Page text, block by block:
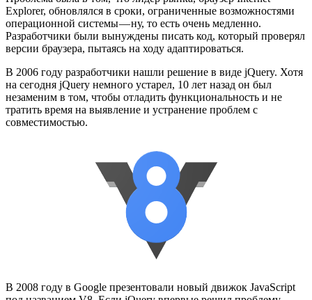
Explorer, обновлялся в сроки, ограниченные возможностями
операционной системы — ну, то есть очень медленно.
Разработчики были вынуждены писать код, который проверял
версии браузера, пытаясь на ходу адаптироваться.
В 2006 году разработчики нашли решение в виде jQuery. Хотя
на сегодня jQuery немного устарел, 10 лет назад он был
незаменим в том, чтобы отладить функциональность и не
тратить время на выявление и устранение проблем с
совместимостью.
В 2008 году в Google презентовали новый движок JavaScript